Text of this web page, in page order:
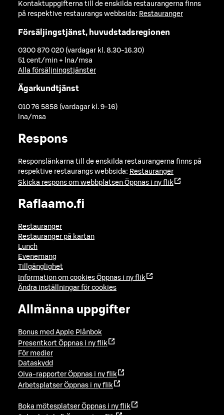
Kontaktuppgifterna till de enskilda restaurangerna finns
på respektive restaurangs webbsida: Restauranger
Försäljingstjänst, huvudstadsregionen
0300 870 020 (vardagar kl. 8.30-16.30)
51 cent/min + lna/msa
Alla försäljningstjänster
Ägarkundtjänst
010 76 5858 (vardagar kl. 9-16)
lna/msa
Respons
Responslänkarna till de enskilda restaurangerna finns på
respektive restaurangs webbsida: Restauranger
Skicka respons om webbplatsen Öppnas i ny flik
Raflaamo.fi
Restauranger
Restauranger på kartan
Lunch
Evenemang
Tillgänglighet
Information om cookies Öppnas i ny flik
Ändra inställningar för cookies
Allmänna uppgifter
Bonus med Apple Plånbok
Presentkort Öppnas i ny flik
För medier
Dataskydd
Oiva-rapporter Öppnas i ny flik
Arbetsplatser Öppnas i ny flik
Boka mötesplatser Öppnas i ny flik